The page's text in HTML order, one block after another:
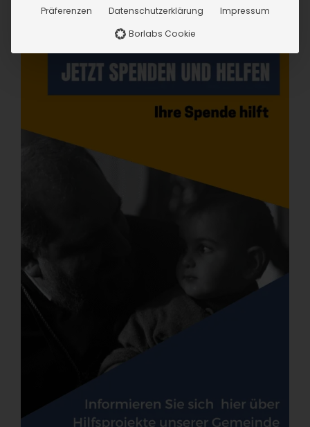
Präferenzen Datenschutzerklärung
Impressum
Borlabs Cookie